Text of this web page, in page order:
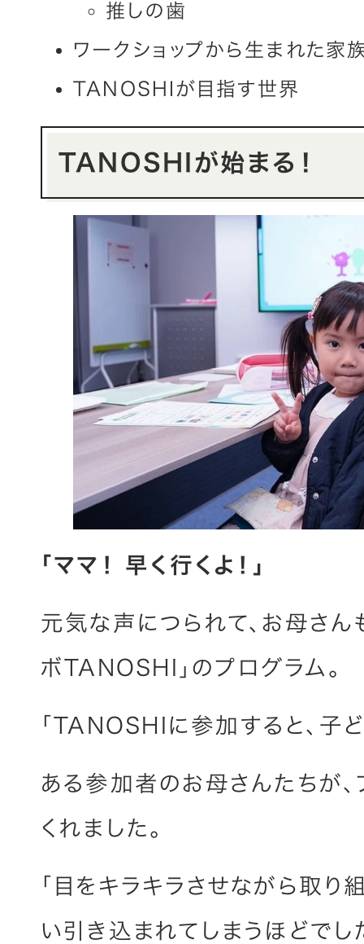
推しの歯
ワークショップから生まれた家
TANOSHIが目指す世界
TANOSHIが始まる！
「ママ！ 早く行くよ！」
元気な声につられて、お母さ
ボTANOSHI」のプログラム。
「TANOSHIに参加すると、子
ある参加者のお母さんたちが
くれました。
「目をキラキラさせながら取り
い引き込まれてしまうほどでし